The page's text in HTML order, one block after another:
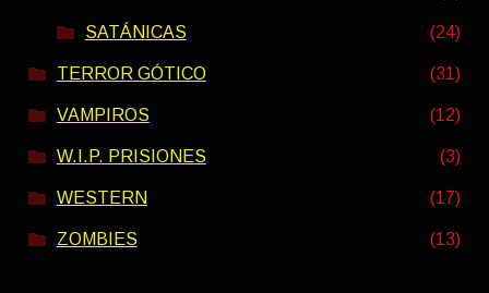
SATÁNICAS (24)
TERROR GÓTICO (31)
VAMPIROS (12)
W.I.P. PRISIONES (3)
WESTERN (17)
ZOMBIES (13)